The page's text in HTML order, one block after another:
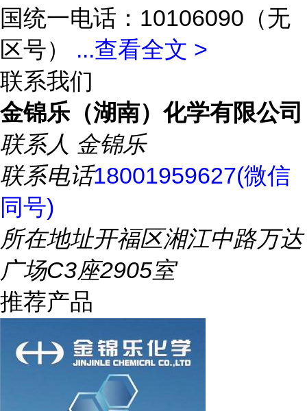
国统一电话：10106090（无
区号） ...查看全文 >
联系我们
金锦乐（湖南）化学有限公司
联系人 金锦乐
联系电话18001959627(微信
同号)
所在地址开福区湘江中路万达
广场C3座2905室
推荐产品